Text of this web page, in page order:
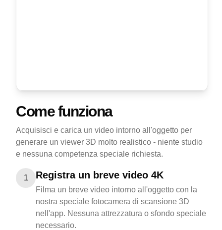
Come funziona
Acquisisci e carica un video intorno all'oggetto per
generare un viewer 3D molto realistico - niente studio
e nessuna competenza speciale richiesta.
1 Registra un breve video 4K
Filma un breve video intorno all'oggetto con la
nostra speciale fotocamera di scansione 3D
nell'app. Nessuna attrezzatura o sfondo speciale
necessario.